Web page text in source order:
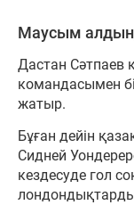
Маусым
Дастан Сәтпаев
командасымен
жатыр.
Бұған дейін
Сидней
кездесуде гол